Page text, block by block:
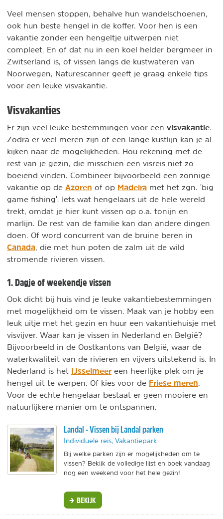
Veel mensen stoppen, behalve hun wandelschoenen,
ook hun beste hengel in de koffer. Voor hen is een
vakantie zonder een hengeltje uitwerpen niet
compleet. En of dat nu in een koel helder bergmeer in
Zwitserland is, of vissen langs de kustwateren van
Noorwegen, Naturescanner geeft je graag enkele tips
voor een leuke visvakantie.
Visvakanties
Er zijn veel leuke bestemmingen voor een visvakantie
Zodra er veel meren zijn of een lange kustlijn kan je al
kijken naar de mogelijkheden. Hou rekening met de
rest van je gezin, die misschien een visreis niet zo
boeiend vinden. Combineer bijvoorbeeld een zonnige
vakantie op de Azoren of op Madeira met het zgn. 'big
game fishing'. Iets wat hengelaars uit de hele wereld
trekt, omdat je hier kunt vissen op o.a. tonijn en
marlijn. De rest van de familie kan dan andere dingen
doen. Of word concurrent van de bruine beren in
Canada , die met hun poten de zalm uit de wild
stromende rivieren vissen.
1. Dagje of weekendje vissen
Ook dicht bij huis vind je leuke vakantiebestemmingen
met mogelijkheid om te vissen. Maak van je hobby een
leuk uitje met het gezin en huur een vakantiehuisje met
visvijver. Waar kan je vissen in Nederland en België?
Bijvoorbeeld in de Oostkantons van België, waar de
waterkwaliteit van de rivieren en vijvers uitstekend is. In
Nederland is het IJsselmeer een heerlijke plek om je
hengel uit te werpen. Of kies voor de Friese meren
Voor de echte hengelaar bestaat er geen mooiere en
natuurlijkere manier om te ontspannen.
Landal - Vissen bij Landal parken
Individuele reis, Vakantiepark
Bij welke parken zijn er mogelijkheden om te
vissen? Bekijk de volledige lijst en boek vandaag
nog een weekend voor het hele gezin!
BEKIJK